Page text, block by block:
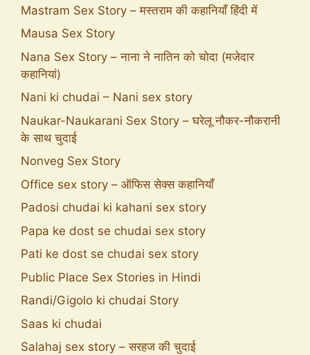
Mastram Sex Story – मस्तराम की कहानियाँ हिंदी में
Mausa Sex Story
Nana Sex Story – नाना ने नातिन को चोदा (मजेदार
कहानियां)
Nani ki chudai – Nani sex story
Naukar-Naukarani Sex Story – घरेलू नौकर-नौकरानी
के साथ चुदाई
Nonveg Sex Story
Office sex story – ऑफिस सेक्स कहानियाँ
Padosi chudai ki kahani sex story
Papa ke dost se chudai sex story
Pati ke dost se chudai sex story
Public Place Sex Stories in Hindi
Randi/Gigolo ki chudai Story
Saas ki chudai
Salahaj sex story – सरहज की चुदाई